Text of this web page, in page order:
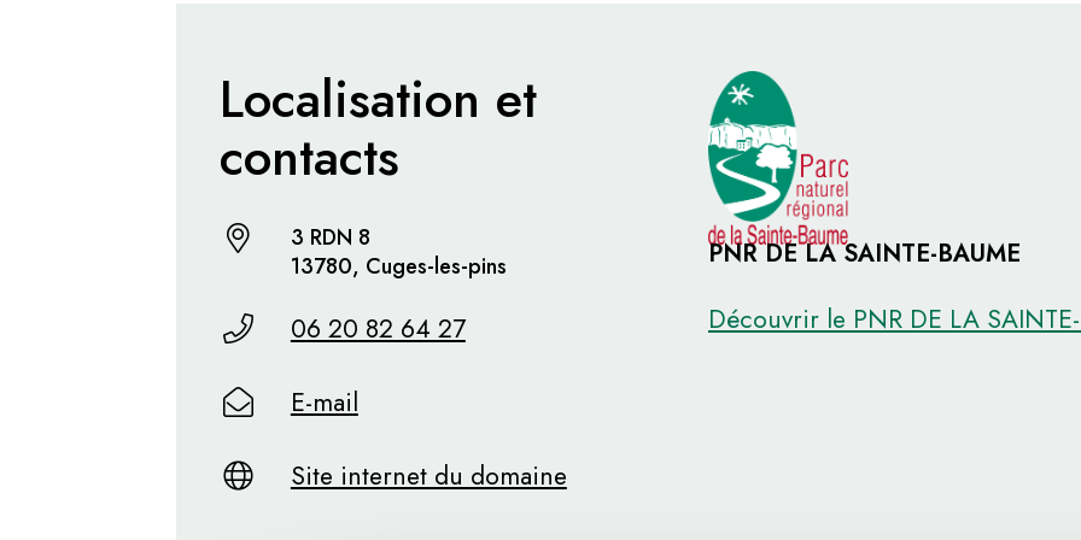
Localisation et
contacts
3 RDN 8
13780, Cuges-les-pins
06 20 82 64 27
E-mail
Site internet du domaine
PNR DE LA SAINTE-BAUME
Découvrir le PNR DE LA